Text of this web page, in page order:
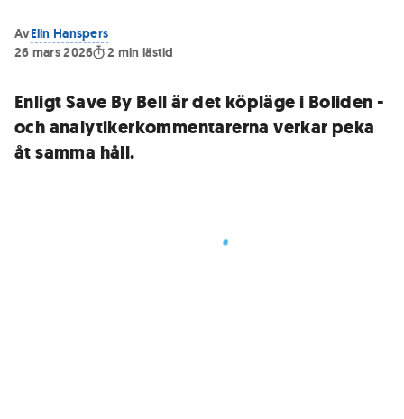
AvElin Hanspers
26 mars 2026
2 min lästid
Enligt Save By Bell är det köpläge i Boliden -
och analytikerkommentarerna verkar peka
åt samma håll.